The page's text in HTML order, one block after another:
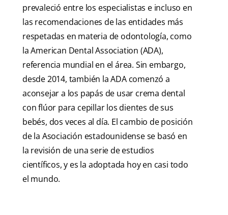
prevaleció entre los especialistas e incluso en
las recomendaciones de las entidades más
respetadas en materia de odontología, como
la American Dental Association (ADA),
referencia mundial en el área. Sin embargo,
desde 2014, también la ADA comenzó a
aconsejar a los papás de usar crema dental
con flúor para cepillar los dientes de sus
bebés, dos veces al día. El cambio de posición
de la Asociación estadounidense se basó en
la revisión de una serie de estudios
científicos, y es la adoptada hoy en casi todo
el mundo.